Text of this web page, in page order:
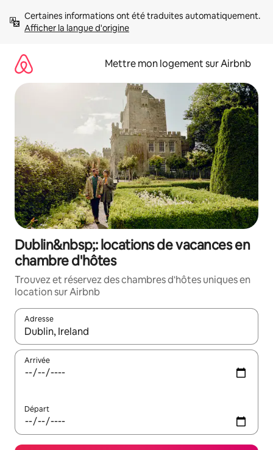
directement
Afficher la langue d'origine
Mettre mon logement sur Airbnb
Dublin&nbsp;: locations de vacances en
chambre d'hôtes
Trouvez et réservez des chambres d'hôtes uniques en
location sur Airbnb
Adresse
Lorsque les résultats s'affichent, utilisez les flèches vers le
Arrivée
Départ